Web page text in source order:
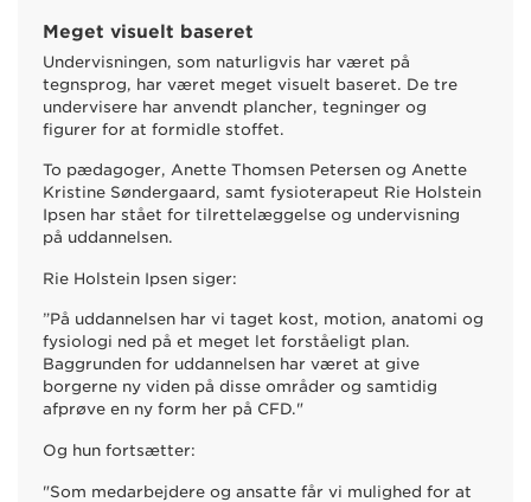
Meget visuelt baseret
Undervisningen, som naturligvis har været på
tegnsprog, har været meget visuelt baseret. De tre
undervisere har anvendt plancher, tegninger og
figurer for at formidle stoffet.
To pædagoger, Anette Thomsen Petersen og Anette
Kristine Søndergaard, samt fysioterapeut Rie Holstein
Ipsen har stået for tilrettelæggelse og undervisning
på uddannelsen.
Rie Holstein Ipsen siger:
”På uddannelsen har vi taget kost, motion, anatomi og
fysiologi ned på et meget let forståeligt plan.
Baggrunden for uddannelsen har været at give
borgerne ny viden på disse områder og samtidig
afprøve en ny form her på CFD."
Og hun fortsætter:
"Som medarbejdere og ansatte får vi mulighed for at